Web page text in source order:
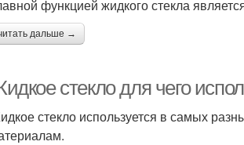
функцией жидкого стекла
дальше →
стекло для чего
стекло используется в самых